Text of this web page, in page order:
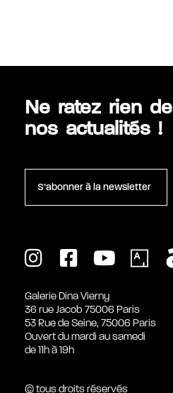
Ne ratez rien de
nos actualités !
S’abonner à la newsletter
Galerie Dina Vierny
36 rue Jacob 75006 Paris
53 Rue de Seine, 75006 Paris
Ouvert du mardi au samedi
de 11h à 19h
© tous droits réservés